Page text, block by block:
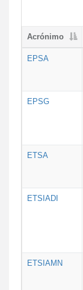
Acrónimo
EPSA
EPSG
ETSA
ETSIADI
ETSIAMN